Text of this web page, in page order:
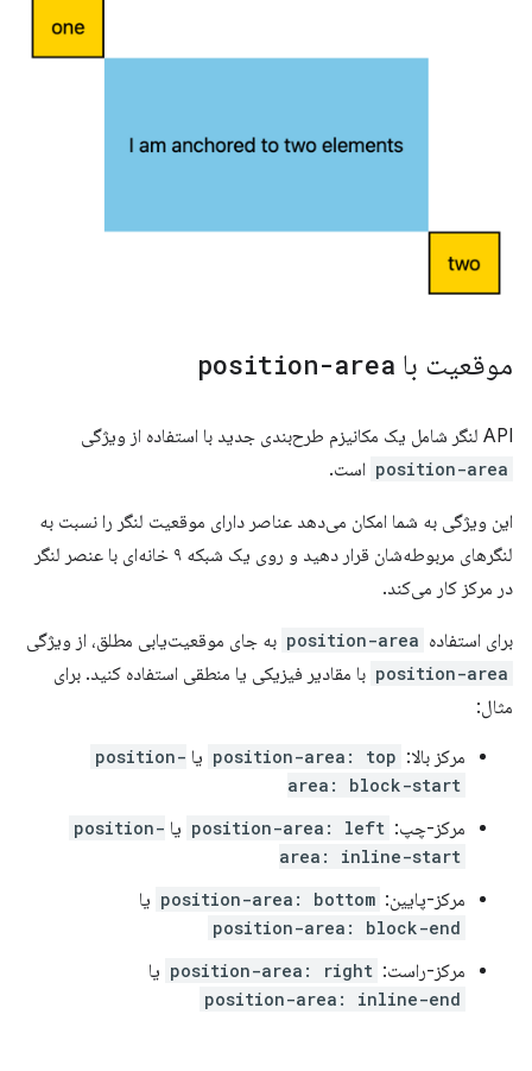
موقعیت با position-area
API لنگر شامل یک مکانیزم طرح‌بندی جدید با استفاده از ویژگی
position-area است.
این ویژگی به شما امکان می‌دهد عناصر دارای موقعیت لنگر را نسبت به
لنگرهای مربوطه‌شان قرار دهید و روی یک شبکه ۹ خانه‌ای با عنصر لنگر
در مرکز کار می‌کند.
برای استفاده position-area به جای موقعیت‌یابی مطلق، از ویژگی
position-area با مقادیر فیزیکی یا منطقی استفاده کنید. برای
مثال:
مرکز بالا: position-area: top یا position-
area: block-start
مرکز-چپ: position-area: left یا position-
area: inline-start
مرکز-پایین: position-area: bottom یا
position-area: block-end
مرکز-راست: position-area: right یا
position-area: inline-end